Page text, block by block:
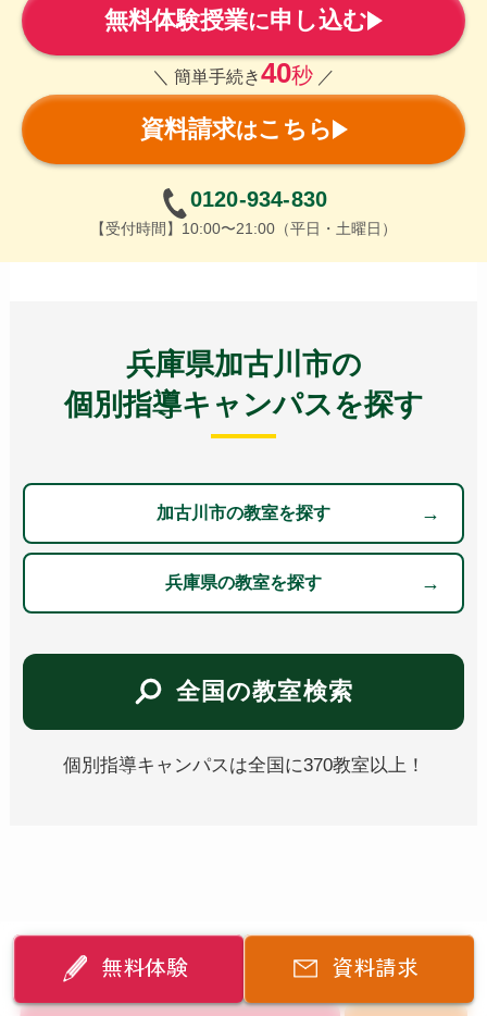
無料体験授業のお申し込みはこちら
無料体験授業に申し込む
＼ 簡単手続き40秒 ／
資料請求はこちら
0120-934-830
【受付時間】10:00〜21:00（平日・土曜日）
兵庫県加古川市の
個別指導キャンパスを探す
加古川市の教室を探す
兵庫県の教室を探す
全国の教室検索
個別指導キャンパスは全国に370教室以上！
無料体験 資料請求